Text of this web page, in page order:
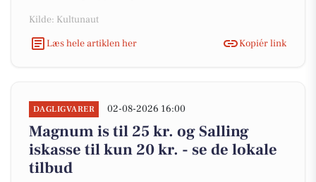
Kilde: Kultunaut
Læs hele artiklen her
Kopiér link
DAGLIGVARER 02-08-2026 16:00
Magnum is til 25 kr. og Salling
iskasse til kun 20 kr. - se de lokale
tilbud